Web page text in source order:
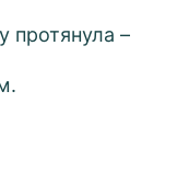
протянула –